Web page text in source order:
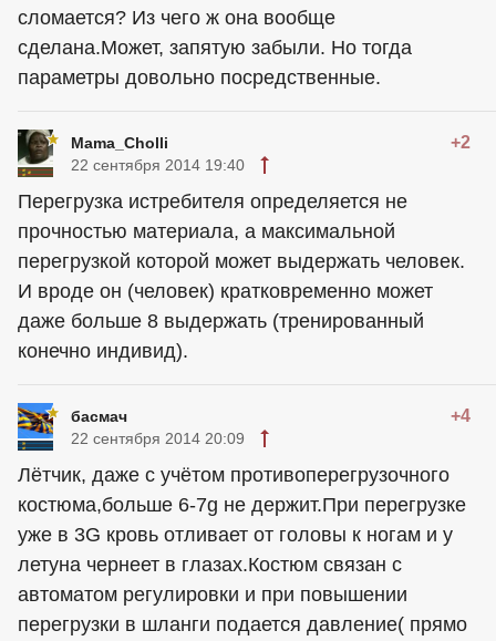
сломается? Из чего ж она вообще
сделана.Может, запятую забыли. Но тогда
параметры довольно посредственные.
Mama_Cholli +2
22 сентября 2014 19:40
Перегрузка истребителя определяется не
прочностью материала, а максимальной
перегрузкой которой может выдержать человек.
И вроде он (человек) кратковременно может
даже больше 8 выдержать (тренированный
конечно индивид).
басмач +4
22 сентября 2014 20:09
Лётчик, даже с учётом противоперегрузочного
костюма,больше 6-7g не держит.При перегрузке
уже в 3G кровь отливает от головы к ногам и у
летуна чернеет в глазах.Костюм связан с
автоматом регулировки и при повышении
перегрузки в шланги подается давление( прямо